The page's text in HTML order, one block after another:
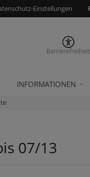
Einstellungen
Barrierefreiheit
INFORMATIONEN
07/13